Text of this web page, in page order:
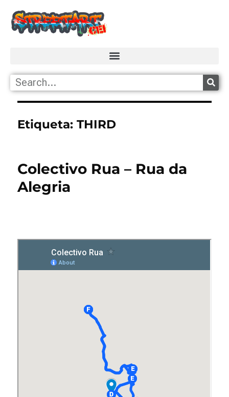
Etiqueta:THIRD
Colectivo Rua – Rua da
Alegria